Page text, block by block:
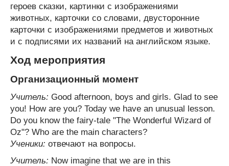
героев сказки, картинки с изображениями
животных, карточки со словами, двусторонние
карточки с изображениями предметов и животных
и с подписями их названий на английском языке.
Ход мероприятия
Организационный момент
Учитель: Good afternoon, boys and girls. Glad to see
you! How are you? Today we have an unusual lesson.
Do you know the fairy-tale "The Wonderful Wizard of
Oz"? Who are the main characters?
Ученики: отвечают на вопросы.
Учитель: Now imagine that we are in this